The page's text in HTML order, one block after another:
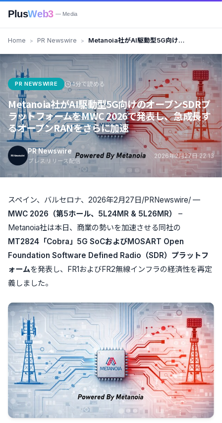
PlusWeb3 — Media
Home PR Newswire
Metanoia社がAI駆動型5G向けの
MWC 2026で発表し、急成長す
るオープンRANをさらに加速
PR NEWSWIRE 4分で読める
Metanoia社がAI駆動型5G向けのオープンSDRプ
ラットフォームをMWC 2026で発表し、急成長す
るオープンRANをさらに加速
PR Newswire
プレスリリース配信
2026年2月27日 22:13
スペイン、バルセロナ、2026年2月27日/PRNewswire/ —
MWC 2026（第5ホール、5L24MR & 5L26MR）
–
Metanoia社は本日、商業の勢いを加速させる同社の
MT2824「Cobra」5G SoCおよびMOSART Open
Foundation Software Defined Radio（SDR）プラットフ
ォームを発表し、FR1およびFR2無線インフラの経済性を再定
義しました。